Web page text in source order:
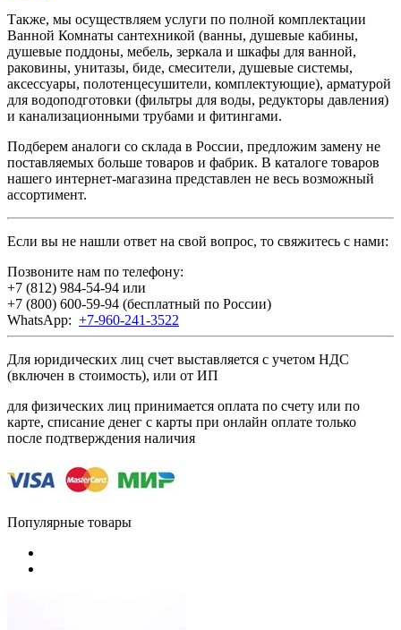
Также, мы осуществляем услуги по полной комплектации
Ванной Комнаты сантехникой (ванны, душевые кабины,
душевые поддоны, мебель, зеркала и шкафы для ванной,
раковины, унитазы, биде, смесители, душевые системы,
аксессуары, полотенцесушители, комплектующие), арматурой
для водоподготовки (фильтры для воды, редукторы давления)
и канализационными трубами и фитингами.
Подберем аналоги со склада в России, предложим замену не
поставляемых больше товаров и фабрик. В каталоге товаров
нашего интернет-магазина представлен не весь возможный
ассортимент.
Если вы не нашли ответ на свой вопрос, то свяжитесь с нами:
Позвоните нам по телефону:
+7 (812) 984-54-94 или
+7 (800) 600-59-94 (бесплатный по России)
WhatsApp: +7-960-241-3522
Для юридических лиц счет выставляется с учетом НДС
(включен в стоимость), или от ИП
для физических лиц принимается оплата по счету или по
карте, списание денег с карты при онлайн оплате только
после подтверждения наличия
Популярные товары